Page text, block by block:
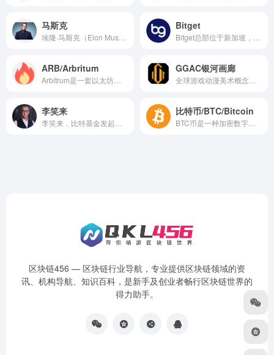
马斯克 Bitget
ARB/Arbritum GGAC银河画廊
李笑来 比特币/BTC/Bitcoin
区块链456 — 区块链行业导航，专业提供区块链领域的资
讯、机构导航、知识百科，是新手及创业者畅行区块链世界的
得力助手。